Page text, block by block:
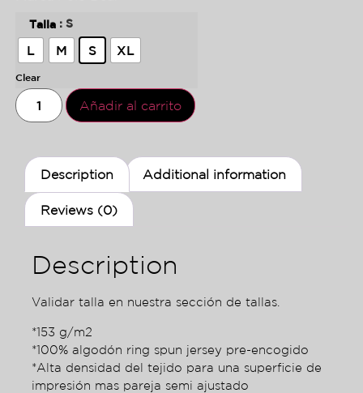
Talla : S
L M S XL
Clear
Añadir al carrito
Description Additional information
Reviews (0)
Description
Validar talla en nuestra sección de tallas.
*153 g/m2
*100% algodón ring spun jersey pre-encogido
*Alta densidad del tejido para una superficie de
impresión mas pareja semi ajustado